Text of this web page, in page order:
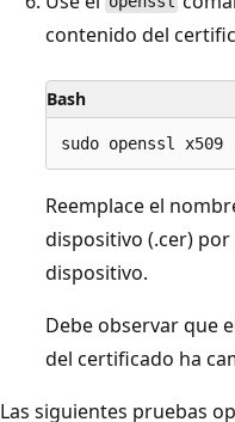
contenido del
Bash
Reemplace el
dispositivo (.cer)
dispositivo.
Debe observar que
del certificado ha
Las siguientes pruebas